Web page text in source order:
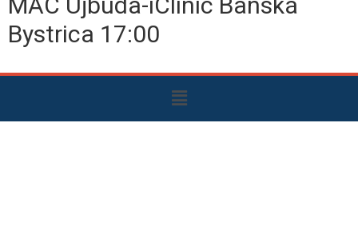
Bystrica 17:00